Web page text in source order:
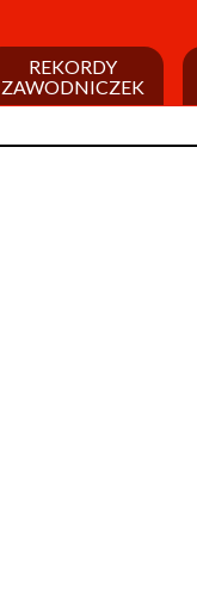
REKORDY
ZAWODNICZEK